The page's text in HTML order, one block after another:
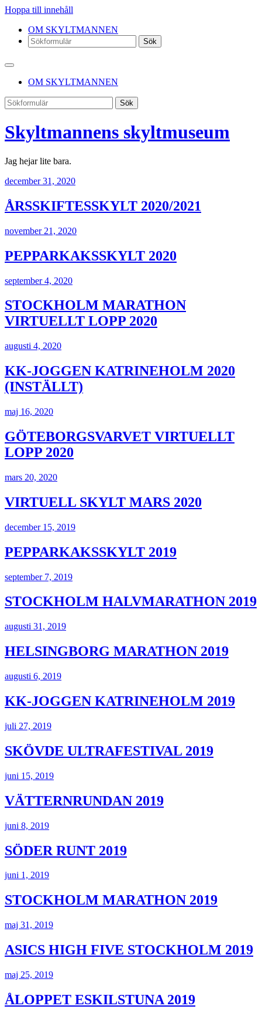
Hoppa till innehåll
OM SKYLTMANNEN
Sök
OM SKYLTMANNEN
Sök
Skyltmannens skyltmuseum
Jag hejar lite bara.
december 31, 2020
ÅRSSKIFTESSKYLT 2020/2021
november 21, 2020
PEPPARKAKSSKYLT 2020
september 4, 2020
STOCKHOLM MARATHON
VIRTUELLT LOPP 2020
augusti 4, 2020
KK-JOGGEN KATRINEHOLM 2020
(INSTÄLLT)
maj 16, 2020
GÖTEBORGSVARVET VIRTUELLT
LOPP 2020
mars 20, 2020
VIRTUELL SKYLT MARS 2020
december 15, 2019
PEPPARKAKSSKYLT 2019
september 7, 2019
STOCKHOLM HALVMARATHON 2019
augusti 31, 2019
HELSINGBORG MARATHON 2019
augusti 6, 2019
KK-JOGGEN KATRINEHOLM 2019
juli 27, 2019
SKÖVDE ULTRAFESTIVAL 2019
juni 15, 2019
VÄTTERNRUNDAN 2019
juni 8, 2019
SÖDER RUNT 2019
juni 1, 2019
STOCKHOLM MARATHON 2019
maj 31, 2019
ASICS HIGH FIVE STOCKHOLM 2019
maj 25, 2019
ÅLOPPET ESKILSTUNA 2019